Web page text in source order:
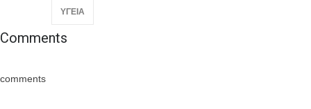
ΥΓΕΙΑ
Comments
comments